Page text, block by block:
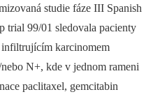
studie fáze III Spa­nish
trial 99/01 sledovala pacienty
karcinomem
N+, kde v jednom rameni
paclitaxel, gemcitabin